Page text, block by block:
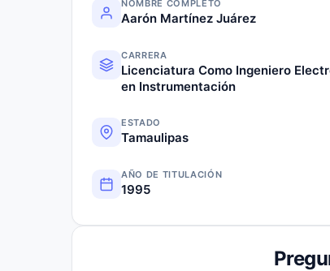
NOMBRE COMPLETO
Aarón Martínez Juárez
CARRERA
Licenciatura Como Ingeniero
en Instrumentación
ESTADO
Tamaulipas
AÑO DE TITULACIÓN
1995